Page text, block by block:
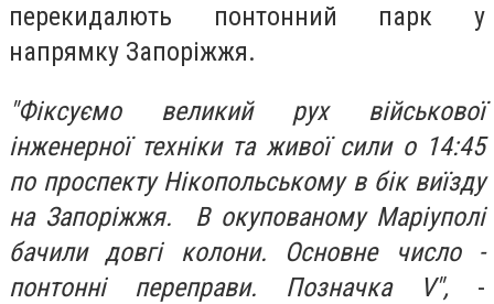
перекидалють понтонний парк у
напрямку Запоріжжя.
"Фіксуємо великий рух військової
інженерної техніки та живої сили о 14:45
по проспекту Нікопольському в бік виїзду
на Запоріжжя. В окупованому Маріуполі
бачили довгі колони. Основне число -
понтонні переправи. Позначка V", -